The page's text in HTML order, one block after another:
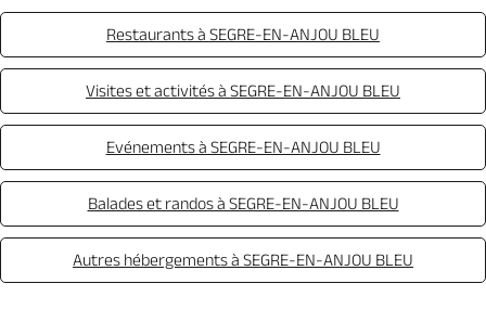
Restaurants à SEGRE-EN-ANJOU BLEU
Visites et activités à SEGRE-EN-ANJOU BLEU
Evénements à SEGRE-EN-ANJOU BLEU
Balades et randos à SEGRE-EN-ANJOU BLEU
Autres hébergements à SEGRE-EN-ANJOU BLEU